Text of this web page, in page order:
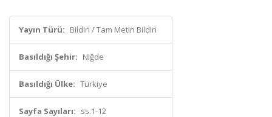
Yayın Türü: Bildiri / Tam Metin Bildiri
Basıldığı Şehir: Niğde
Basıldığı Ülke: Türkiye
Sayfa Sayıları: ss.1-12